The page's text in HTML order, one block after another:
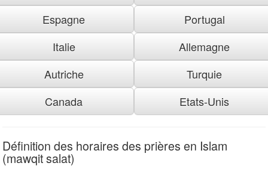
Espagne
Portugal
Italie
Allemagne
Autriche
Turquie
Canada
Etats-Unis
Définition des horaires des prières en Islam
(mawqit salat)